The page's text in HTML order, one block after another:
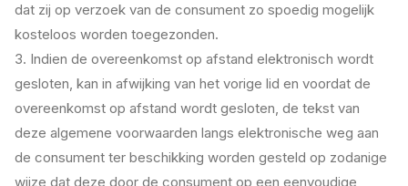
dat zij op verzoek van de consument zo spoedig mogelijk
kosteloos worden toegezonden.
3. Indien de overeenkomst op afstand elektronisch wordt
gesloten, kan in afwijking van het vorige lid en voordat de
overeenkomst op afstand wordt gesloten, de tekst van
deze algemene voorwaarden langs elektronische weg aan
de consument ter beschikking worden gesteld op zodanige
wijze dat deze door de consument op een eenvoudige